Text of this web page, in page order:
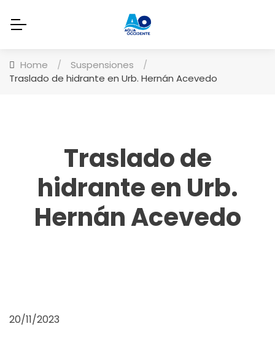
Home / Suspensiones
/
Traslado de hidrante en Urb. Hernán Acevedo
Traslado de
hidrante en Urb.
Hernán Acevedo
20/11/2023